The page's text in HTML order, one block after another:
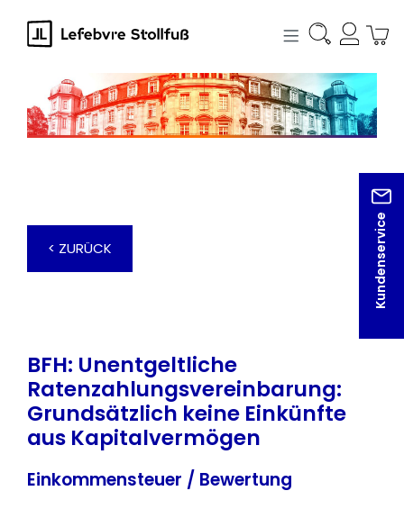
springen
Kundenservice
< ZURÜCK
BFH: Unentgeltliche
Ratenzahlungsvereinbarung:
Grundsätzlich keine Einkünfte
aus Kapitalvermögen
Einkommensteuer / Bewertung